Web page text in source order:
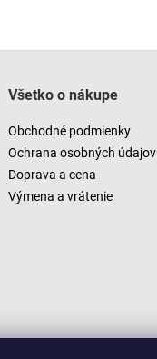
Všetko o nákupe
Obchodné podmienky
Ochrana osobných údajov
Doprava a cena
Výmena a vrátenie